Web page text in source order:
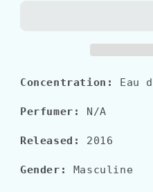
Concentration: Eau
Perfumer: N/A
Released: 2016
Gender: Masculine